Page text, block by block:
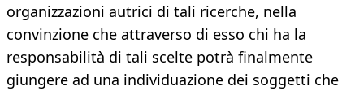
organizzazioni autrici di tali ricerche, nella
convinzione che attraverso di esso chi ha la
responsabilità di tali scelte potrà finalmente
giungere ad una individuazione dei soggetti che